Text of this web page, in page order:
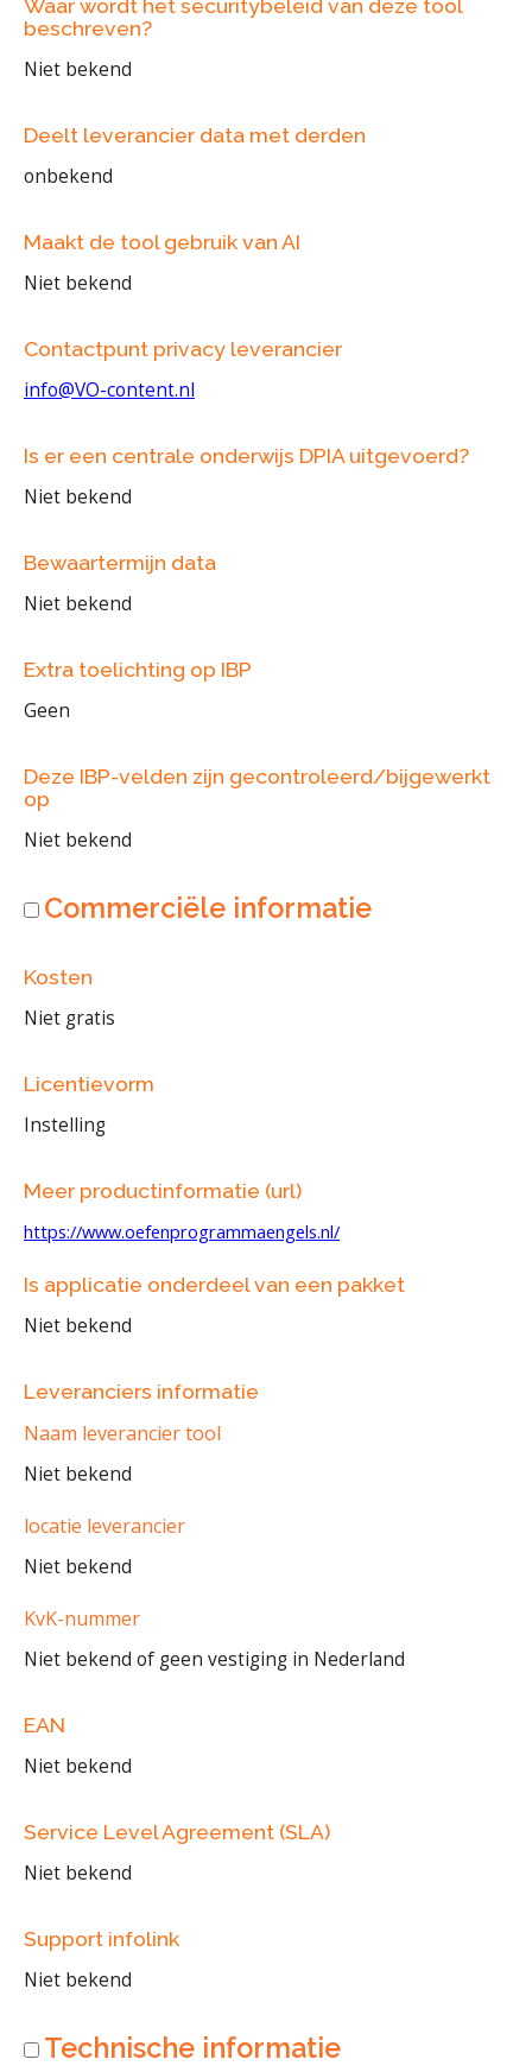
Waar wordt het securitybeleid van deze tool
beschreven?
Niet bekend
Deelt leverancier data met derden
onbekend
Maakt de tool gebruik van AI
Niet bekend
Contactpunt privacy leverancier
info@VO-content.nl
Is er een centrale onderwijs DPIA uitgevoerd?
Niet bekend
Bewaartermijn data
Niet bekend
Extra toelichting op IBP
Geen
Deze IBP-velden zijn gecontroleerd/bijgewerkt
op
Niet bekend
Commerciële informatie
Kosten
Niet gratis
Licentievorm
Instelling
Meer productinformatie (url)
https://www.oefenprogrammaengels.nl/
Is applicatie onderdeel van een pakket
Niet bekend
Leveranciers informatie
Naam leverancier tool
Niet bekend
locatie leverancier
Niet bekend
KvK-nummer
Niet bekend of geen vestiging in Nederland
EAN
Niet bekend
Service Level Agreement (SLA)
Niet bekend
Support infolink
Niet bekend
Technische informatie